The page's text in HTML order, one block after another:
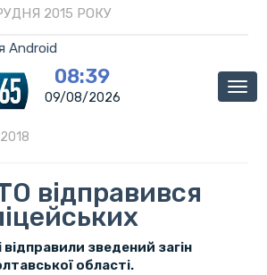
2015 РОКУ
Android
08:39
09/08/2026
відправився
відправили зведений загін
області.